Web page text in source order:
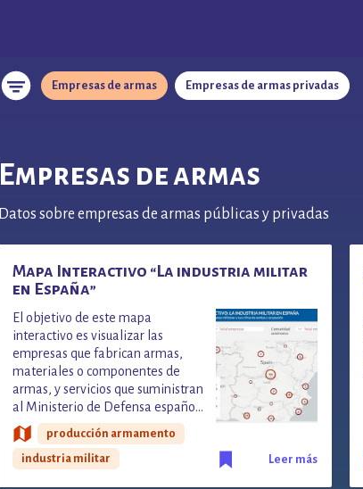
Empresas de armas Empresas de armas privadas
Empresas de armas
Datos sobre empresas de armas públicas y privadas
Mapa Interactivo “La industria militar
en España”
El objetivo de este mapa
interactivo es visualizar las
empresas que fabrican armas,
materiales o componentes de
armas, y servicios que suministran
al Ministerio de Defensa español
o se destinan a la exportación.
producción armamento
industria militar
Leer más